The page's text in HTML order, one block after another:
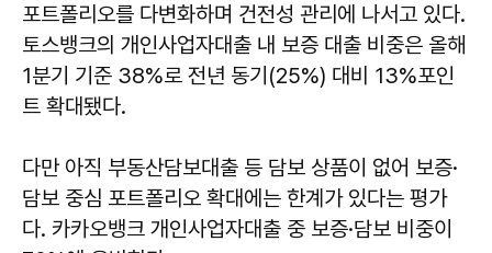
포트폴리오를 다변화하며 건전성 관리에 나서고 있다.
토스뱅크의 개인사업자대출 내 보증 대출 비중은 올해
1분기 기준 38%로 전년 동기(25%) 대비 13%포인
트 확대됐다.
다만 아직 부동산담보대출 등 담보 상품이 없어 보증·
담보 중심 포트폴리오 확대에는 한계가 있다는 평가
다. 카카오뱅크 개인사업자대출 중 보증·담보 비중이